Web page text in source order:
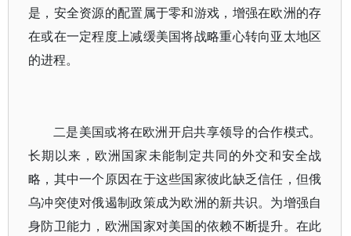
是，安全资源的配置属于零和游戏，增强在欧洲的存
在或在一定程度上减缓美国将战略重心转向亚太地区
的进程。
二是美国或将在欧洲开启共享领导的合作模式。
长期以来，欧洲国家未能制定共同的外交和安全战
略，其中一个原因在于这些国家彼此缺乏信任，但俄
乌冲突使对俄遏制政策成为欧洲的新共识。为增强自
身防卫能力，欧洲国家对美国的依赖不断提升。在此